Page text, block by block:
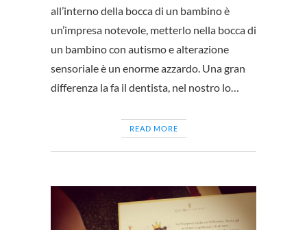
all’interno della bocca di un bambino è
un’impresa notevole, metterlo nella bocca di
un bambino con autismo e alterazione
sensoriale è un enorme azzardo. Una gran
differenza la fa il dentista, nel nostro lo…
READ MORE